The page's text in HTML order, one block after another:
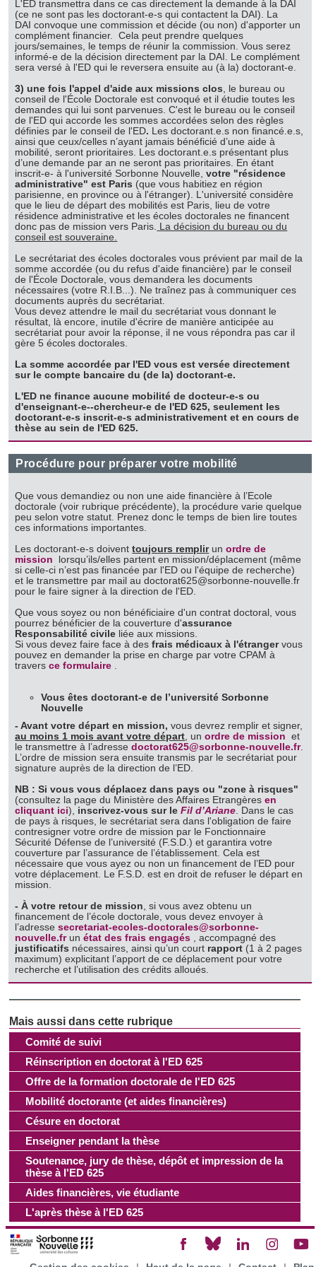
consentement à tout moment à partir de la déclaration sur
les cookies.
Les cookies nous permettent de personnaliser le contenu
et les annonces, d'offrir des fonctionnalités relatives aux
médias sociaux et d'analyser notre trafic. Nous
partageons également des informations sur l'utilisation de
notre site avec nos partenaires de médias sociaux, de
publicité et d'analyse, qui peuvent combiner celles-ci avec
d'autres informations que vous leur avez fournies ou qu'ils
ont collectées lors de votre utilisation de leurs services.
Comité de suivi
Réinscription en doctorat à l'ED 625
Offre de la formation doctorale de l'ED 625
Mobilité doctorante (et aides financières)
Césure en doctorat
Enseigner pendant la thèse
Soutenance, jury de thèse, dépôt et impression de la
thèse à l'ED 625
Aides financières, vie étudiante
L'après thèse à l'ED 625
L'ED transmettra dans ce cas directement la demande à la DAI
(ce ne sont pas les doctorant-e-s qui contactent la DAI). La
DAI convoque une commission et décide (ou non) d'apporter un
complément financier. Cela peut prendre quelques
jours/semaines, le temps de réunir la commission. Vous serez
informé-e de la décision directement par la DAI. Le complément
sera versé à l'ED qui le reversera ensuite au (à la) doctorant-e.
3) une fois l'appel d'aide aux missions clos, le bureau ou
conseil de l'École Doctorale est convoqué et il étudie toutes les
demandes qui lui sont parvenues. C'est le bureau ou le conseil
de l'ED qui accorde les sommes accordées selon des règles
définies par le conseil de l'ED. Les doctorant.e.s non financé.e.s,
ainsi que ceux/celles n’ayant jamais bénéficié d’une aide à
mobilité, seront prioritaires. Les doctorant.e.s présentant plus
d’une demande par an ne seront pas prioritaires. En étant
inscrit-e- à l'université Sorbonne Nouvelle,votre "résidence
administrative" est Paris (que vous habitiez en région
parisienne, en province ou à l'étranger). L'université considère
que le lieu de départ des mobilités est Paris, lieu de votre
résidence administrative et les écoles doctorales ne financent
donc pas de mission vers Paris. La décision du bureau ou du
conseil est souveraine.
Le secrétariat des écoles doctorales vous prévient par mail de la
somme accordée (ou du refus d'aide financière) par le conseil
de l'École Doctorale, vous demandera les documents
nécessaires (votre R.I.B...). Ne traînez pas à communiquer ces
documents auprès du secrétariat.
Vous devez attendre le mail du secrétariat vous donnant le
résultat, là encore, inutile d'écrire de manière anticipée au
secrétariat pour avoir la réponse, il ne vous répondra pas car il
gère 5 écoles doctorales.
La somme accordée par l'ED vous est versée directement
sur le compte bancaire du (de la) doctorant-e.
L'ED ne finance aucune mobilité de docteur-e-s ou
d'enseignant-e--chercheur-e de l'ED 625, seulement les
doctorant-e-s inscrit-e-s administrativement et en cours de
thèse au sein de l'ED 625.
Procédure pour préparer votre mobilité
Que vous demandiez ou non une aide financière à l’Ecole
doctorale (voir rubrique précédente), la procédure varie quelque
peu selon votre statut. Prenez donc le temps de bien lire toutes
ces informations importantes.
Les doctorant-e-s doiventtoujours remplirun ordre de
mission
lorsqu’ils/elles partent en mission/déplacement (même
si celle-ci n’est pas financée par l'ED ou l'équipe de recherche)
et le transmettre par mail au doctorat625@sorbonne-nouvelle.fr
pour le faire signer à la direction de l'ED.
Que vous soyez ou non bénéficiaire d'un contrat doctoral, vous
pourrez bénéficier de la couverture d'assurance
Responsabilité civile liée aux missions.
Si vous devez faire face à desfrais médicaux à l'étrangervous
pouvez en demander la prise en charge par votre CPAM à
traversce formulaire .
Vous êtes doctorant-ede l’université Sorbonne
Nouvelle
- Avant votre départ en mission, vous devrez remplir et signer,
au moins 1 mois avant votre départ, unordre de mission et
le transmettre à l’adressedoctorat625@sorbonne-nouvelle.fr.
L’ordre de mission sera ensuite transmis par le secrétariat pour
signature auprès de la direction de l’ED.
NB : Si vous vous déplacez dans pays ou "zone à risques"
(consultez la page du Ministère des Affaires Etrangèresen
cliquant ici), inscrivez-vous sur leFil d’Ariane. Dans le cas
de pays à risques, le secrétariat sera dans l'obligation de faire
contresigner votre ordre de mission par le Fonctionnaire
Sécurité Défense de l’université (F.S.D.) et garantira votre
couverture par l’assurance de l’établissement. Cela est
nécessaire que vous ayez ou non un financement de l’ED pour
votre déplacement. Le F.S.D. est en droit de refuser le départ en
mission.
- À votre retour de mission, si vous avez obtenu un
financement de l’école doctorale, vous devez envoyer à
l’adressesecretariat-ecoles-doctorales@sorbonne-
nouvelle.frunétat des frais engagés , accompagné des
justificatifs nécessaires, ainsi qu’un court rapport (1 à 2 pages
maximum) explicitant l’apport de ce déplacement pour votre
recherche et l’utilisation des crédits alloués.